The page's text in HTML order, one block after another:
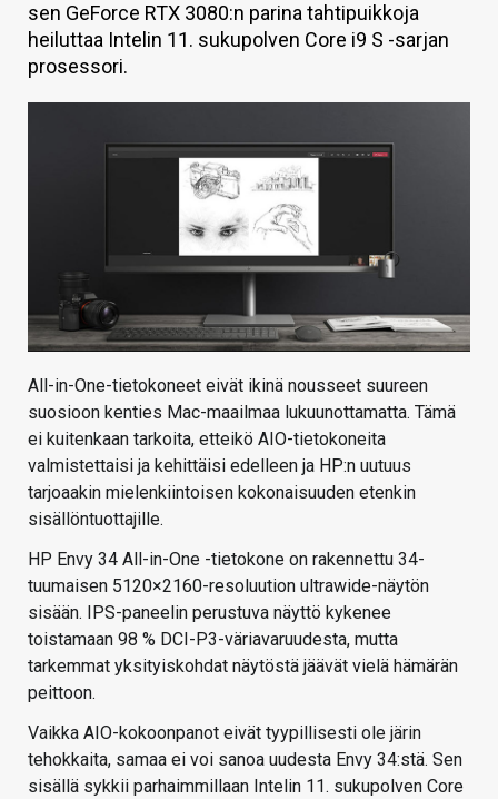
HINTA.FI
KAUPPA
sen GeForce RTX 3080:n parina tahtipuikkoja
heiluttaa Intelin 11. sukupolven Core i9 S -sarjan
prosessori.
All-in-One-tietokoneet eivät ikinä nousseet suureen
suosioon kenties Mac-maailmaa lukuunottamatta. Tämä
ei kuitenkaan tarkoita, etteikö AIO-tietokoneita
valmistettaisi ja kehittäisi edelleen ja HP:n uutuus
tarjoaakin mielenkiintoisen kokonaisuuden etenkin
sisällöntuottajille.
HP Envy 34 All-in-One -tietokone on rakennettu 34-
tuumaisen 5120×2160-resoluution ultrawide-näytön
sisään. IPS-paneelin perustuva näyttö kykenee
toistamaan 98 % DCI-P3-väriavaruudesta, mutta
tarkemmat yksityiskohdat näytöstä jäävät vielä hämärän
peittoon.
Vaikka AIO-kokoonpanot eivät tyypillisesti ole järin
tehokkaita, samaa ei voi sanoa uudesta Envy 34:stä. Sen
sisällä sykkii parhaimmillaan Intelin 11. sukupolven Core